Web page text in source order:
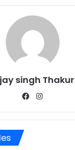
singh Thakur
Facebook